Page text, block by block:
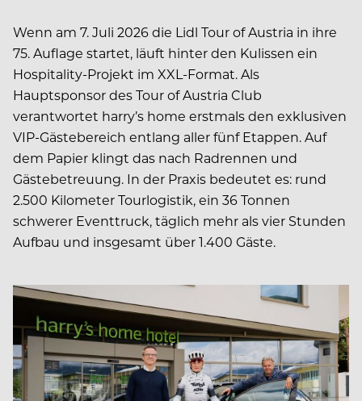
Wenn am 7. Juli 2026 die Lidl Tour of Austria in ihre
75. Auflage startet, läuft hinter den Kulissen ein
Hospitality-Projekt im XXL-Format. Als
Hauptsponsor des Tour of Austria Club
verantwortet harry’s home erstmals den exklusiven
VIP-Gästebereich entlang aller fünf Etappen. Auf
dem Papier klingt das nach Radrennen und
Gästebetreuung. In der Praxis bedeutet es: rund
2.500 Kilometer Tourlogistik, ein 36 Tonnen
schwerer Eventtruck, täglich mehr als vier Stunden
Aufbau und insgesamt über 1.400 Gäste.